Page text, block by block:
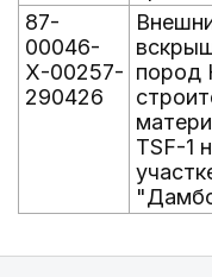
87-
00046-
Х-00257-
290426
пород
TSF-1